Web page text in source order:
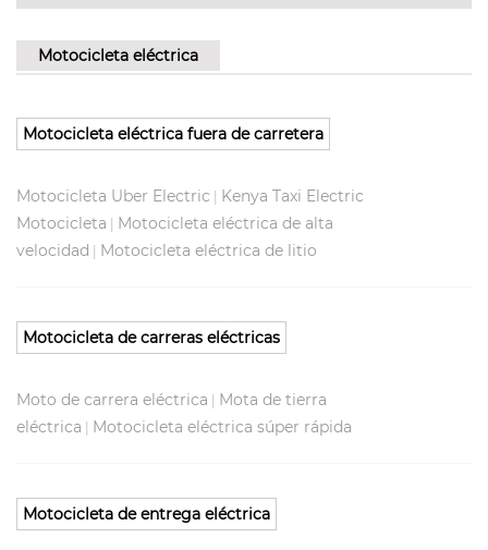
Motocicleta eléctrica
Motocicleta eléctrica fuera de carretera
Motocicleta Uber Electric
Kenya Taxi Electric
Motocicleta
Motocicleta eléctrica de alta
velocidad
Motocicleta eléctrica de litio
Motocicleta de carreras eléctricas
Moto de carrera eléctrica
Mota de tierra
eléctrica
Motocicleta eléctrica súper rápida
Motocicleta de entrega eléctrica